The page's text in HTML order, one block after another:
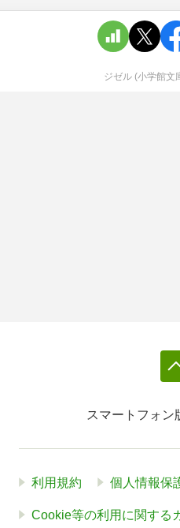
ジゼル (小学館文
スマートフォン
利用規約 個人情報保
Cookie等の利用に関する